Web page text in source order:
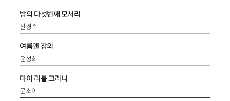
밤의 다섯번째 모서리
신경숙
여름엔 참외
윤성희
마이 리틀 그리니
문소이